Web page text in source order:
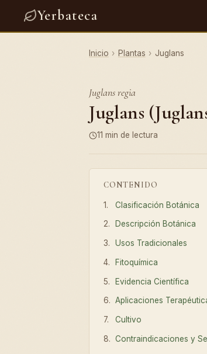
Yerbateca
Inicio › Plantas › Juglans
Juglans regia
Juglans
11 min de lectura
CONTENIDO
Clasificación Botánica
Descripción Botánica
Usos Tradicionales
Fitoquímica
Evidencia Científica
Aplicaciones
Cultivo
Contraindicaciones y